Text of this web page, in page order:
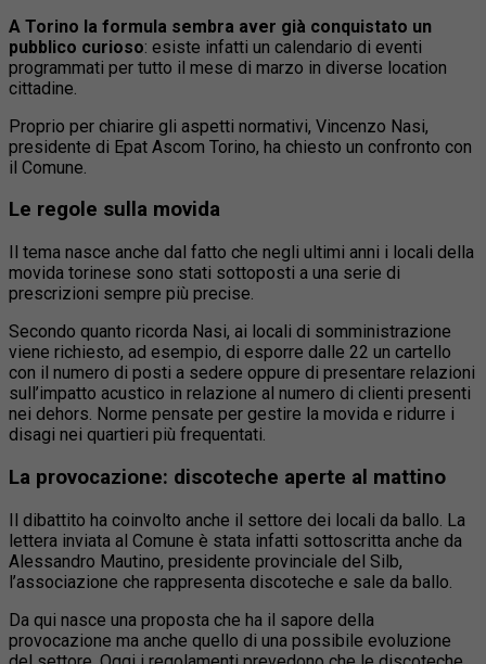
A Torino la formula sembra aver già conquistato un
pubblico curioso: esiste infatti un calendario di eventi
programmati per tutto il mese di marzo in diverse location
cittadine.
Proprio per chiarire gli aspetti normativi, Vincenzo Nasi,
presidente di Epat Ascom Torino, ha chiesto un confronto con
il Comune.
Le regole sulla movida
Il tema nasce anche dal fatto che negli ultimi anni i locali della
movida torinese sono stati sottoposti a una serie di
prescrizioni sempre più precise.
Secondo quanto ricorda Nasi, ai locali di somministrazione
viene richiesto, ad esempio, di esporre dalle 22 un cartello
con il numero di posti a sedere oppure di presentare relazioni
sull’impatto acustico in relazione al numero di clienti presenti
nei dehors. Norme pensate per gestire la movida e ridurre i
disagi nei quartieri più frequentati.
La provocazione: discoteche aperte al mattino
Il dibattito ha coinvolto anche il settore dei locali da ballo. La
lettera inviata al Comune è stata infatti sottoscritta anche da
Alessandro Mautino, presidente provinciale del Silb,
l’associazione che rappresenta discoteche e sale da ballo.
Da qui nasce una proposta che ha il sapore della
provocazione ma anche quello di una possibile evoluzione